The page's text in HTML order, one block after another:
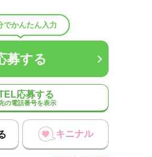
でかんたん入力
募する
応募する
の電話番号を表示
キニナル